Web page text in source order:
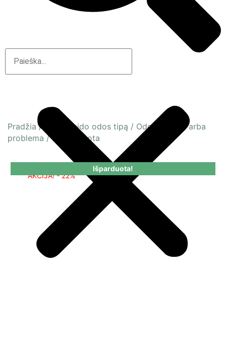
Pradžia/ Pagal veido odos tipą / Odos būsena arba
problema /Dehitratuota
AKCIJA! - 22%
Išparduota!